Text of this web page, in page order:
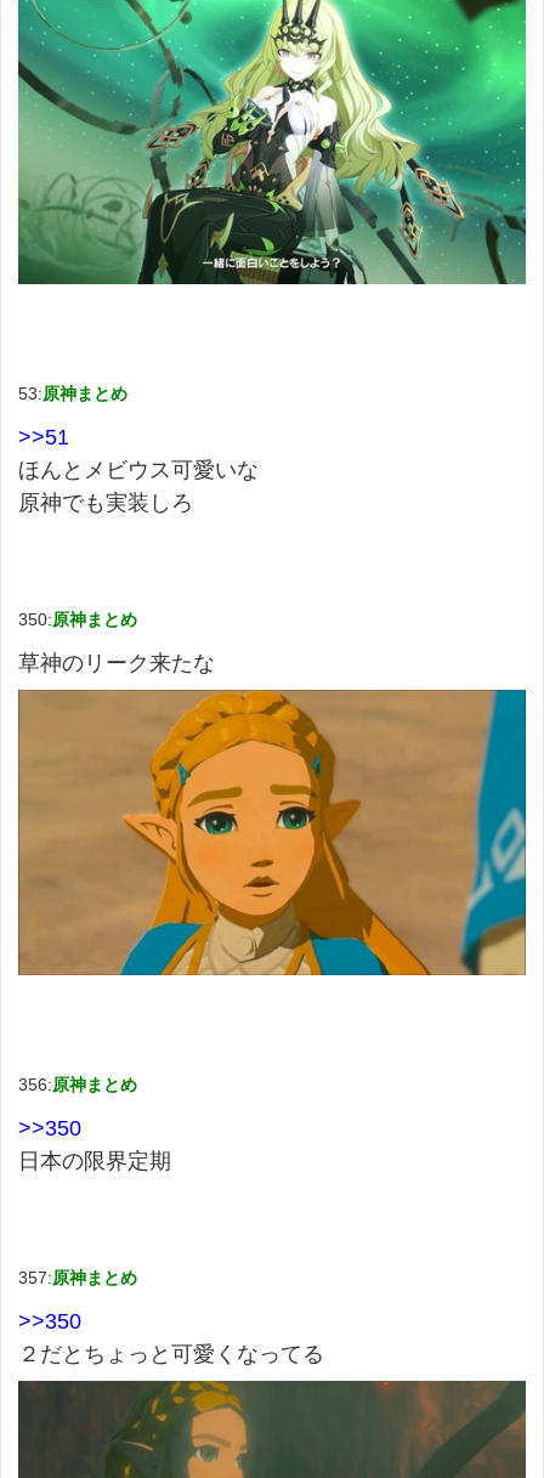
53:原神まとめ
>>51
ほんとメビウス可愛いな
原神でも実装しろ
350:原神まとめ
草神のリーク来たな
356:原神まとめ
>>350
日本の限界定期
357:原神まとめ
>>350
２だとちょっと可愛くなってる